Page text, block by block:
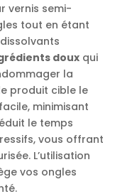
vernis semi-
tout en étant
douxqui
la
produit cible le
minimisant
le temps
vous offrant
L’utilisation
vos ongles